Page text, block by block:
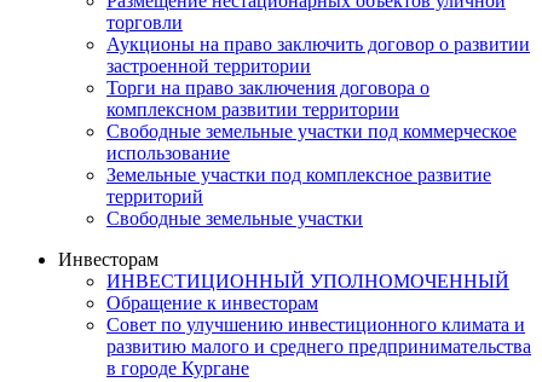
торговли
Аукционы на право заключить договор о развитии
застроенной территории
Торги на право заключения договора о
комплексном развитии территории
Свободные земельные участки под коммерческое
использование
Земельные участки под комплексное развитие
территорий
Свободные земельные участки
Инвесторам
ИНВЕСТИЦИОННЫЙ УПОЛНОМОЧЕННЫЙ
Обращение к инвесторам
Совет по улучшению инвестиционного климата и
развитию малого и среднего предпринимательства
в городе Кургане